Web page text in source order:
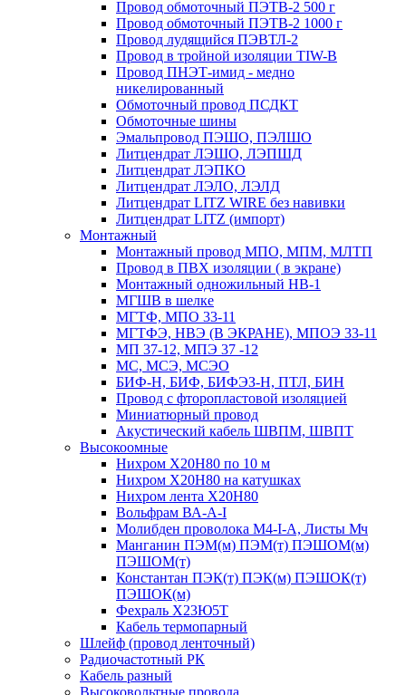
Провод обмоточный ПЭТВ-2 500 г
Провод обмоточный ПЭТВ-2 1000 г
Провод лудящийся ПЭВТЛ-2
Провод в тройной изоляции TIW-B
Провод ПНЭТ-имид - медно
никелированный
Обмоточный провод ПСДКТ
Обмоточные шины
Эмальпровод ПЭШО, ПЭЛШО
Литцендрат ЛЭШО, ЛЭПШД
Литцендрат ЛЭПКО
Литцендрат ЛЭЛО, ЛЭЛД
Литцендрат LITZ WIRE без навивки
Литцендрат LITZ (импорт)
Монтажный
Монтажный провод МПО, МПМ, МЛТП
Провод в ПВХ изоляции ( в экране)
Монтажный одножильный HB-1
МГШВ в шелке
МГТФ, МПО 33-11
МГТФЭ, НВЭ (В ЭКРАНЕ), МПОЭ 33-11
МП 37-12, МПЭ 37 -12
МС, МСЭ, МСЭО
БИФ-Н, БИФ, БИФЭЗ-Н, ПТЛ, БИН
Провод с фторопластовой изоляцией
Миниатюрный провод
Акустический кабель ШВПМ, ШВПТ
Высокоомные
Нихром Х20Н80 по 10 м
Нихром Х20Н80 на катушках
Нихром лента Х20Н80
Вольфрам ВА-А-I
Молибден проволока М4-I-А, Листы Мч
Манганин ПЭМ(м) ПЭМ(т) ПЭШОМ(м)
ПЭШОМ(т)
Константан ПЭК(т) ПЭК(м) ПЭШОК(т)
ПЭШОК(м)
Фехраль Х23Ю5Т
Кабель термопарный
Шлейф (провод ленточный)
Радиочастотный РК
Кабель разный
Высоковольтные провода